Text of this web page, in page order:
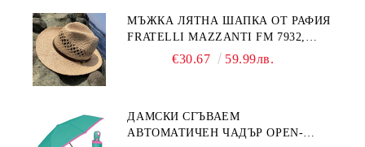
МЪЖКА ЛЯТНА ШАПКА ОТ РАФИЯ
FRATELLI MAZZANTI FM 7932,
НАТУРАЛЕН
€30.67 59.99лв.
ДАМСКИ СГЪВАЕМ
АВТОМАТИЧЕН ЧАДЪР OPEN-